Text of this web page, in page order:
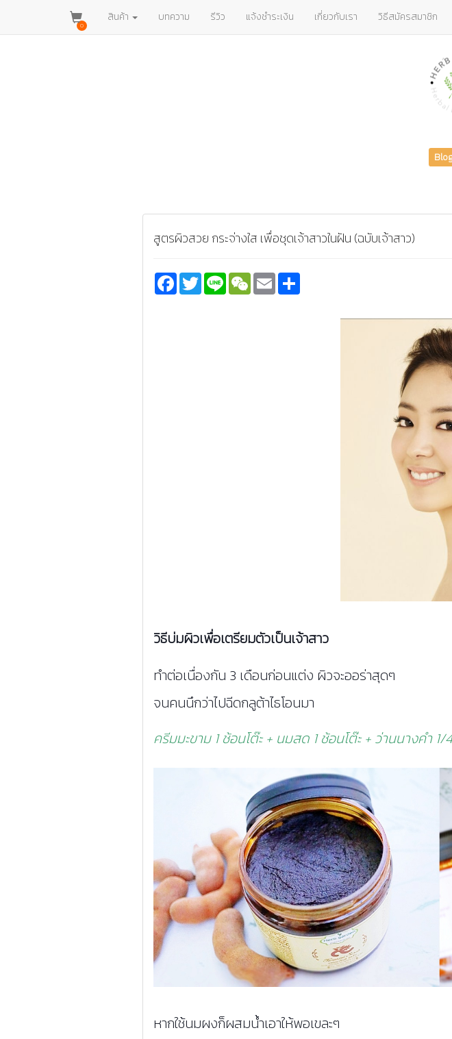
0
สินค้า บทความ รีวิว แจ้งชำระเงิน เกี่ยวกับเรา วิธีสมัครสมาชิก
สูตรผิวสวย กระจ่างใส เพื่อชุดเจ้าสาวในฝัน (ฉบับเจ้าสาว)
Facebook
TwitterLine WeChatEmailShare
วิธีบ่มผิวเพื่อเตรียมตัวเป็นเจ้าสาว
ทำต่อเนื่องกัน 3 เดือนก่อนแต่ง ผิวจะออร่าสุดๆ
จนคนนึกว่าไปฉีดกลูต้าไธโอนมา
ครีมมะขาม 1 ช้อนโต๊ะ + นมสด 1 ช้อนโต๊ะ + ว่านนางคำ
หากใช้นมผงก็ผสมน้ำเอาให้พอเขละๆ